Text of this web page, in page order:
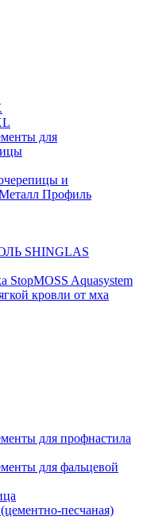
для
и
Профиль
SHINGLAS
StopMOSS Aquasystem
кровли от мха
для профнастила
для фальцевой
песчаная)